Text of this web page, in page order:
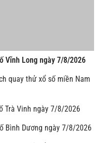
Vĩnh Long ngày 7/8/2026
quay thử xổ số miền Nam
Trà Vinh ngày 7/8/2026
Bình Dương ngày 7/8/2026